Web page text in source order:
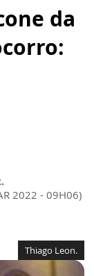
da
2022 - 09H06)
Thiago Leon.